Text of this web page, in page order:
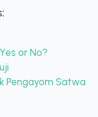
or No?
Pengayom Satwa